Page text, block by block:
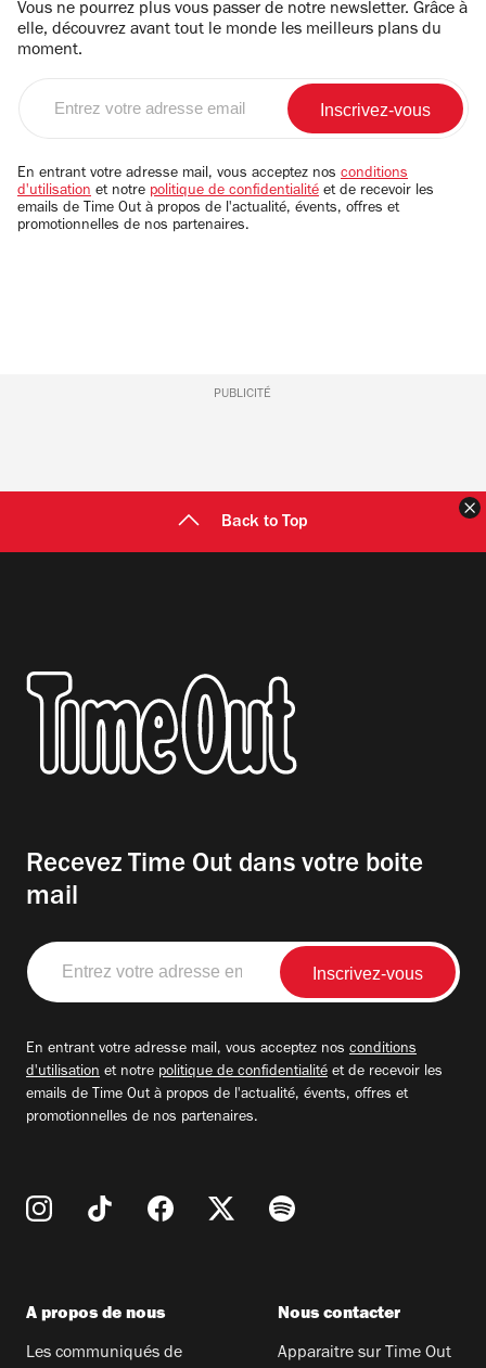
Vous ne pourrez plus vous passer de notre newsletter. Grâce à
elle, découvrez avant tout le monde les meilleurs plans du
moment.
email
En entrant votre adresse mail, vous acceptez nos conditions
d'utilisation et notre politique de confidentialité et de recevoir les
emails de Time Out à propos de l'actualité, évents, offres et
promotionnelles de nos partenaires.
PUBLICITÉ
Back to Top
Recevez Time Out dans votre boite
mail
Entrez
votre
adresse
En entrant votre adresse mail, vous acceptez nos conditions
d'utilisation et notre politique de confidentialité et de recevoir les
emails de Time Out à propos de l'actualité, évents, offres et
promotionnelles de nos partenaires.
A propos de nous
Les communiqués de
Nous contacter
Apparaitre sur Time Out